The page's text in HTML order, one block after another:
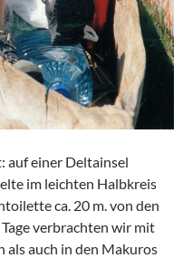
auf einer Deltainsel
im leichten Halbkreis
ca. 20 m. von den
verbrachten wir mit
als auch in den Makuros